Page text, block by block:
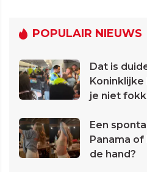
POPULAIR NIEUWS
Dat is
je niet
Een
Panama
de hand?